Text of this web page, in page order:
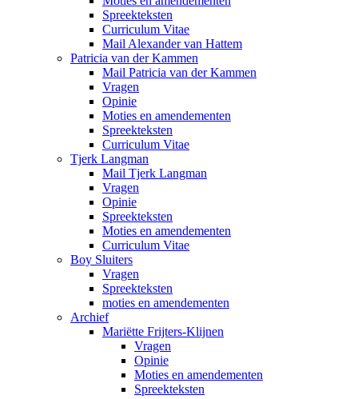
Spreekteksten
Curriculum Vitae
Mail Alexander van Hattem
Patricia van der Kammen
Mail Patricia van der Kammen
Vragen
Opinie
Moties en amendementen
Spreekteksten
Curriculum Vitae
Tjerk Langman
Mail Tjerk Langman
Vragen
Opinie
Spreekteksten
Moties en amendementen
Curriculum Vitae
Boy Sluiters
Vragen
Spreekteksten
moties en amendementen
Archief
Mariëtte Frijters-Klijnen
Vragen
Opinie
Moties en amendementen
Spreekteksten